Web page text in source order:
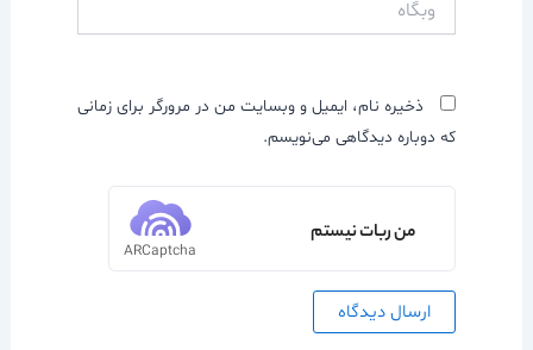
ذخیره نام، ایمیل و وبسایت من در مرورگر برای زمانی
که دوباره دیدگاهی می‌نویسم.
من ربات نیستم
ARCaptcha